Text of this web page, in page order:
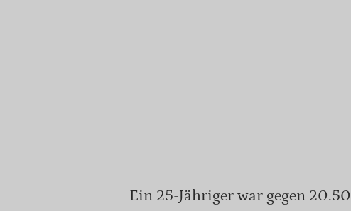
Ein 25-Jähriger war gegen